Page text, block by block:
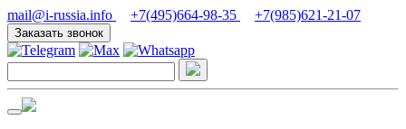
mail@i-russia.info +7(495)664-98-35 +7(985)621-21-07
Заказать звонок